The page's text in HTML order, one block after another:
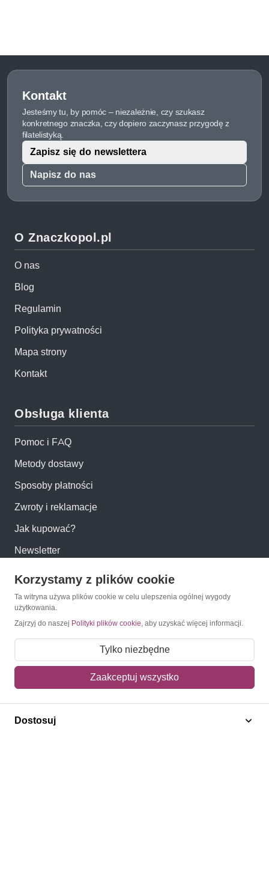
Kontakt
Jesteśmy tu, by pomóc – niezależnie, czy szukasz
konkretnego znaczka, czy dopiero zaczynasz przygodę z
filatelistyką.
Napisz do nas
Zapisz się do newslettera
O Znaczkopol.pl
O nas
Blog
Regulamin
Polityka prywatności
Mapa strony
Kontakt
Obsługa klienta
Pomoc i FAQ
Metody dostawy
Sposoby płatności
Zwroty i reklamacje
Jak kupować?
Newsletter
Konto
Moje konto
Moje zamówienia
Mój koszyk
Adres dostawy
Polecamy
Korzystamy z plików cookie
Ta witryna używa plików cookie w celu ulepszenia ogólnej wygody
użytkowania.
Zajrzyj do naszej Polityki plików cookie, aby uzyskać więcej informacji.
Tylko niezbędne
Zaakceptuj wszystko
Dostosuj